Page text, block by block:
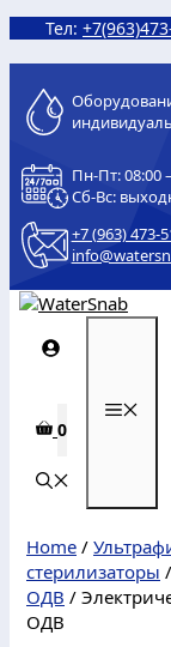
Перейти
Тел:
Пн-Пт: 08:00
Сб-Вс:
+7 (963) 473-
0
Home /
стерилизаторы /
ОДВ /
ОДВ